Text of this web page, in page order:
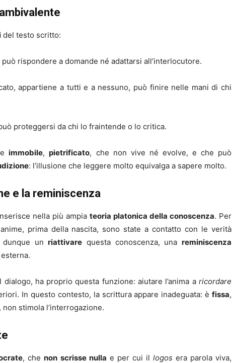
del testo scritto:
rispondere a domande né adattarsi all’interlocutore.
appartiene a tutti e a nessuno, può finire nelle mani di chi
proteggersi da chi lo fraintende o lo critica.
immobile,pietrificato, che non vive né evolve, e che può
: l’illusione che leggere molto equivalga a sapere molto.
e la reminiscenza
nella più ampia teoria platonica della conoscenza. Per
prima della nascita, sono state a contatto con le verità
dunque unriattivare questa conoscenza, unareminiscenza
dialogo, ha proprio questa funzione: aiutare l’anima aricordare
In questo contesto, la scrittura appare inadeguata: èfissa,
stimola l’interrogazione.
, chenon scrisse nulla e per cui il logos era parola viva,